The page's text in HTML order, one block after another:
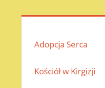
Adopcja Serca
Kościół w Kirgizji